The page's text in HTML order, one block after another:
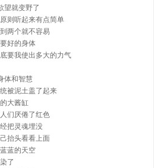
望就变野了
则听起来有点简单
两个就不容易
好的身体
要我使出多大的力气
体和智慧
被泥土盖了起来
大酱缸
们厌倦了红色
把灵魂埋没
抬头看看上面
蓝的天空
了